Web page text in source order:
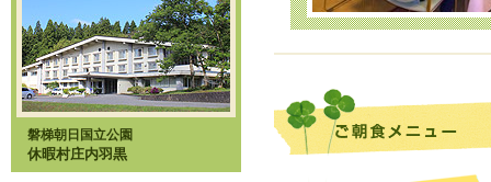
磐梯朝日国立公園
休暇村庄内羽黒